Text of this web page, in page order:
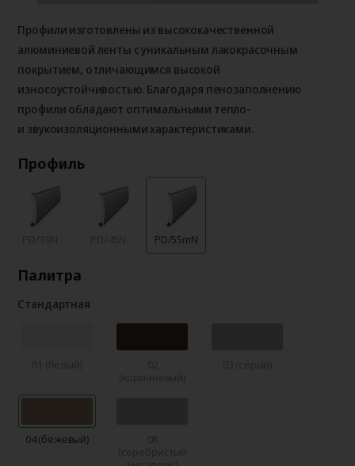
Профили изготовлены из высококачественной
алюминиевой ленты с уникальным лакокрасочным
покрытием, отличающимся высокой
износоустойчивостью. Благодаря пенозаполнению
профили обладают оптимальными тепло-
и звукоизоляционными характеристиками.
Профиль
PD/55mN
Палитра
Стандартная
04 (бежевый)